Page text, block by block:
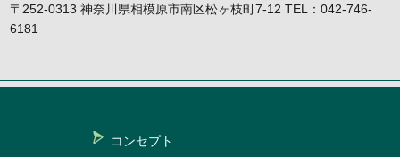
〒252-0313 神奈川県相模原市南区松ヶ枝町7-12 TEL：042-746-
6181
コンセプト